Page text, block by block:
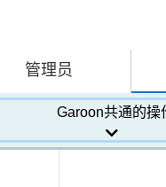
管理员
Garoon共通的操